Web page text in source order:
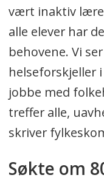
vært inaktiv
alle elever har
behovene. Vi
helseforskjeller
jobbe med
treffer alle,
skriver
Søkte om